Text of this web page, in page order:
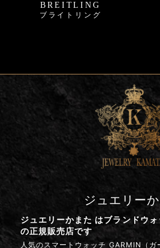
BREITLING
ブライトリング
ジュエリー
ジュエリーかまた はブランドウォ
の正規販売店です
人気のスマートウォッチ GARMIN（